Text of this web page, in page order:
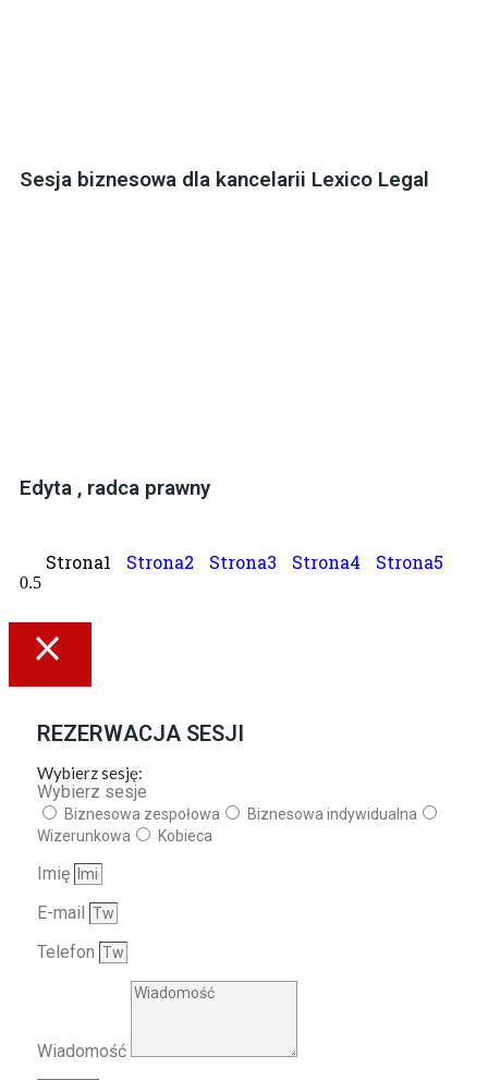
Sesja biznesowa dla kancelarii Lexico Legal
Edyta , radca prawny
Strona1 Strona2 Strona3 Strona4 Strona5
REZERWACJA SESJI
Wybierz sesję:
Wybierz sesje
Biznesowa zespołowa
Biznesowa indywidualna
Wizerunkowa
Kobieca
Imię
E-mail
Telefon
Wiadomość